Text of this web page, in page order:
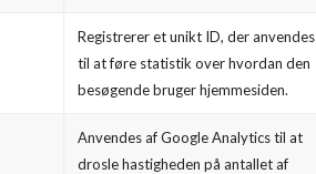
Registrerer et unikt ID, der anvendes
til at føre statistik over hvordan den
besøgende bruger hjemmesiden.
Anvendes af Google Analytics til at
drosle hastigheden på antallet af